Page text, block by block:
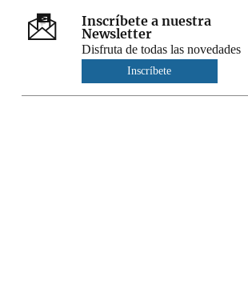
Inscríbete a nuestra
Newsletter
Disfruta de todas las novedades
Inscríbete